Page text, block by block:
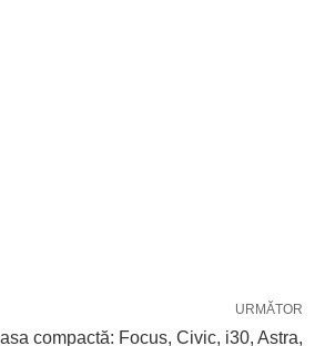
URMĂTOR
compactă: Focus, Civic, i30, Astra,